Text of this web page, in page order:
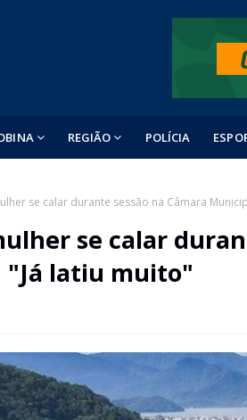
REGIÃO POLÍCIA
se calar durante sessão na Câmara
se calar
"Já latiu muito"